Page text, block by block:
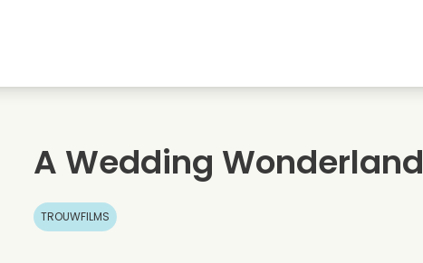
Date films
Romantische series
Bruiloft
A Wedding Wonderland
TROUWFILMS